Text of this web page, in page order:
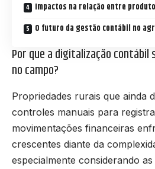
Impactos na relação entre
O futuro da gestão contábil no
Por que a digitalização
no campo?
Propriedades rurais que ainda
controles manuais para
movimentações financeiras
crescentes diante da
especialmente considerando